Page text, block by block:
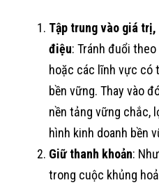
Tập trung vào giá
điệu: Tránh đuổi
hoặc các lĩnh vực có
bền vững. Thay vào
nền tảng vững chắc,
hình kinh doanh bền
Giữ thanh khoản:
trong cuộc khủng